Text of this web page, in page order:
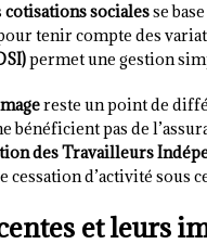
cotisations socialesse
tenir compte des
permet une gestion
reste un point de
bénéficient pas de
des Travailleurs
cessation d’activité sous
et leurs